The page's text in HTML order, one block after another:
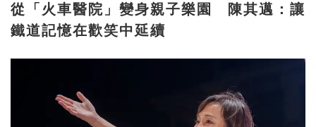
從「火車醫院」變身親子樂園 陳其邁：讓
鐵道記憶在歡笑中延續